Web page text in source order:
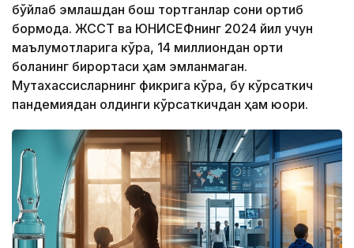
бўйлаб эмлашдан бош тортганлар сони ортиб
бормоқда. ЖССТ ва ЮНИCЕФнинг 2024 йил учун
маълумотларига кўра, 14 миллиондан ортиқ
боланинг бирортаси ҳам эмланмаган.
Мутахассисларнинг фикрига кўра, бу кўрсаткич
пандемиядан олдинги кўрсаткичдан ҳам юқори.